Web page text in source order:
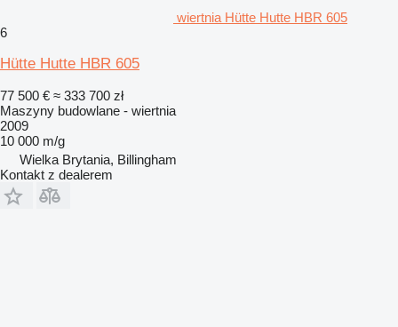
wiertnia Hütte Hutte HBR 605
6
Hütte Hutte HBR 605
77 500 € ≈ 333 700 zł
Maszyny budowlane - wiertnia
2009
10 000 m/g
Wielka Brytania, Billingham
Kontakt z dealerem